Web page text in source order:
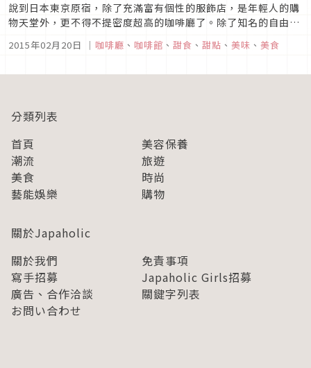
說到日本東京原宿，除了充滿富有個性的服飾店，是年輕人的購
物天堂外，更不得不提密度超高的咖啡廳了。除了知名的自由之
丘以外，原宿也是東京首屈一指的甜點聖地。鬆餅店如此之多，
一定會很猶豫不知道該去哪家才好，旅遊書介紹的人氣店又要排
2015年02月20日 ｜ 咖啡廳 、 咖啡館 、 甜食 、 甜點 、 美味 、 美食
分類列表
首頁
美容保養
潮流
旅遊
美食
時尚
藝能娛樂
購物
關於Japaholic
關於我們
免責事項
寫手招募
Japaholic Girls招募
廣告、合作洽談
關鍵字列表
お問い合わせ